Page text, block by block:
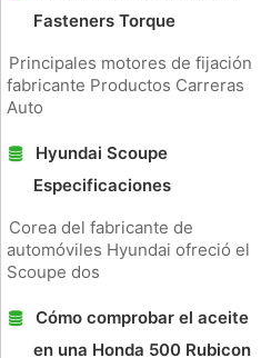
Fasteners Torque
Principales motores de fijación
fabricante Productos Carreras
Auto
Hyundai Scoupe
Especificaciones
Corea del fabricante de
automóviles Hyundai ofreció el
Scoupe dos
Cómo comprobar el aceite
en una Honda 500 Rubicon